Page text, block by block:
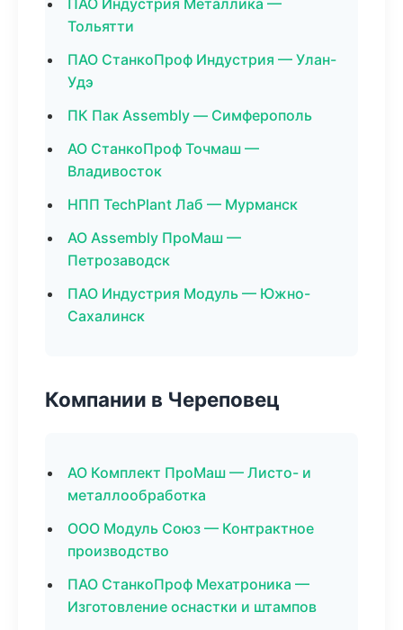
ПАО Индустрия Металлика —
Тольятти
ПАО СтанкоПроф Индустрия — Улан-
Удэ
ПК Пак Assembly — Симферополь
АО СтанкоПроф Точмаш —
Владивосток
НПП TechPlant Лаб — Мурманск
АО Assembly ПроМаш —
Петрозаводск
ПАО Индустрия Модуль — Южно-
Сахалинск
Компании в Череповец
АО Комплект ПроМаш — Листо- и
металлообработка
ООО Модуль Союз — Контрактное
производство
ПАО СтанкоПроф Мехатроника —
Изготовление оснастки и штампов